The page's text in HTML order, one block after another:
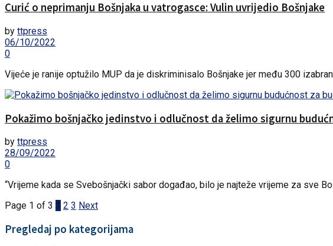
Curić o neprimanju Bošnjaka u vatrogasce: Vulin uvrijedio Bošnjake
by ttpress
06/10/2022
0
Vijeće je ranije optužilo MUP da je diskriminisalo Bošnjake jer među 300
Pokažimo bošnjačko jedinstvo i odlučnost da želimo sigurnu
by ttpress
28/09/2022
0
“Vrijeme kada se Svebošnjački sabor događao, bilo je najteže vrijeme za sve
Page 1 of 3 1 2 3 Next
Pregledaj po kategorijama